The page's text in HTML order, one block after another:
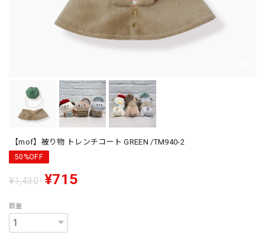
【mof】被り物 トレンチコート GREEN /TM940-2
50%OFF
¥1,430 ¥715
数量